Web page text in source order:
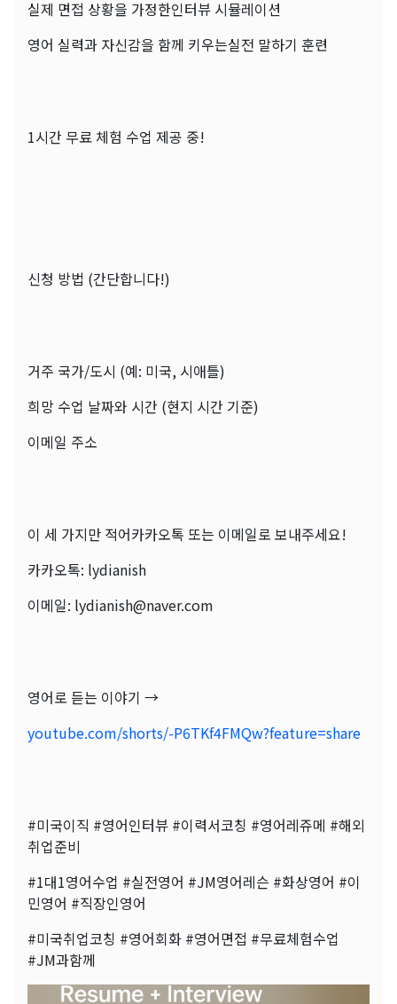
실제 면접 상황을 가정한인터뷰 시뮬레이션
영어 실력과 자신감을 함께 키우는실전 말하기 훈련
1시간 무료 체험 수업 제공 중!
신청 방법 (간단합니다!)
거주 국가/도시 (예: 미국, 시애틀)
희망 수업 날짜와 시간 (현지 시간 기준)
이메일 주소
이 세 가지만 적어카카오톡 또는 이메일로 보내주세요!
카카오톡: lydianish
이메일: lydianish@naver.com
영어로 듣는 이야기 →
youtube.com/shorts/-P6TKf4FMQw?feature=share
#미국이직 #영어인터뷰 #이력서코칭 #영어레쥬메 #해외
취업준비
#1대1영어수업 #실전영어 #JM영어레슨 #화상영어 #이
민영어 #직장인영어
#미국취업코칭 #영어회화 #영어면접 #무료체험수업
#JM과함께